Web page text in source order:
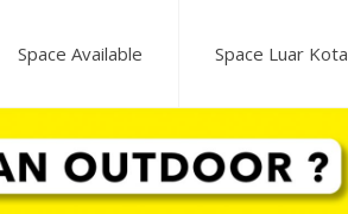
Space Available Space Luar Kota